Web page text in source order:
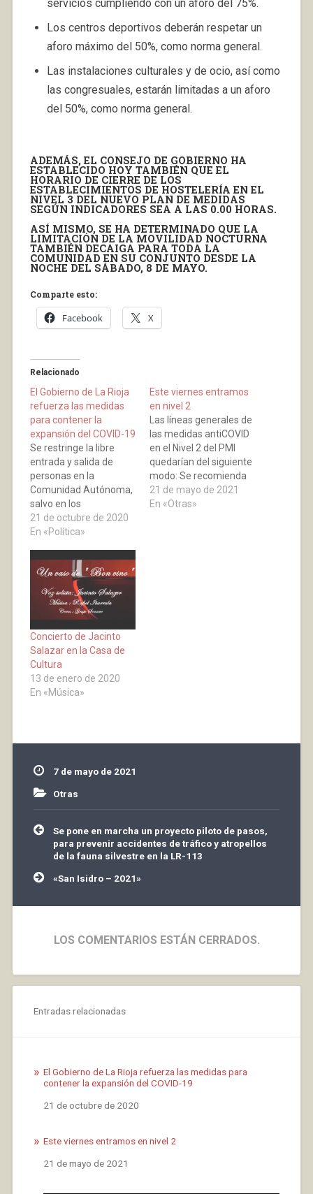
servicios cumpliendo con un aforo del 75%.
Los centros deportivos deberán respetar un
aforo máximo del 50%, como norma general.
Las instalaciones culturales y de ocio, así como
las congresuales, estarán limitadas a un aforo
del 50%, como norma general.
ADEMÁS, EL CONSEJO DE GOBIERNO HA
ESTABLECIDO HOY TAMBIÉN QUE EL
HORARIO DE CIERRE DE LOS
ESTABLECIMIENTOS DE HOSTELERÍA EN EL
NIVEL 3 DEL NUEVO PLAN DE MEDIDAS
SEGÚN INDICADORES SEA A LAS 0.00 HORAS.
ASÍ MISMO, SE HA DETERMINADO QUE LA
LIMITACIÓN DE LA MOVILIDAD NOCTURNA
TAMBIÉN DECAIGA PARA TODA LA
COMUNIDAD EN SU CONJUNTO DESDE LA
NOCHE DEL SÁBADO, 8 DE MAYO.
Comparte esto:
Facebook X
Relacionado
El Gobierno de La Rioja
refuerza las medidas
para contener la
expansión del COVID-19
Se restringe la libre
entrada y salida de
personas en la
Comunidad Autónoma,
salvo en los
desplazamientos
adecuadamente
los establecimientos se
producirá a las 21:00
horas, salvo en las
excepciones detalladas,
y se establecen
también nuevas
restricciones de aforos
y uso
21 de octubre de 2020
En «Política»
Este viernes entramos
en nivel 2
Las líneas generales de
las medidas antiCOVID
en el Nivel 2 del PMI
quedarían del siguiente
modo: Se recomienda
un máximo de 6
personas en las
21 de mayo de 2021
En «Otras»
Concierto de Jacinto
Salazar en la Casa de
Cultura
13 de enero de 2020
En «Música»
7 de mayo de 2021
Otras
Navegación
de
entradas
Se pone en marcha un proyecto piloto de pasos,
para prevenir accidentes de tráfico y atropellos
de la fauna silvestre en la LR-113
«San Isidro – 2021»
LOS COMENTARIOS ESTÁN CERRADOS.
Entradas relacionadas
El Gobierno de La Rioja refuerza las medidas para
contener la expansión del COVID-19
Fecha
21 de octubre de 2020
Este viernes entramos en nivel 2
Fecha
21 de mayo de 2021